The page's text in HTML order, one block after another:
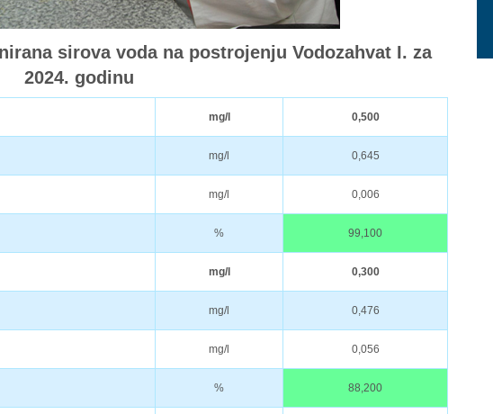
sirova voda na postrojenju Vodozahvat I. za
2024. godinu
mg/l 0,500
mg/l 0,645
mg/l 0,006
% 99,100
mg/l 0,300
mg/l 0,476
mg/l 0,056
% 88,200